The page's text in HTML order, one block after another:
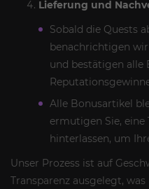
Lieferung und
Sobald die Quests
benachrichtigen
und bestätigen alle
Alle Bonusartikel
ermutigen Sie,
hinterlassen, um
Unser Prozess ist auf
Transparenz ausgelegt, was